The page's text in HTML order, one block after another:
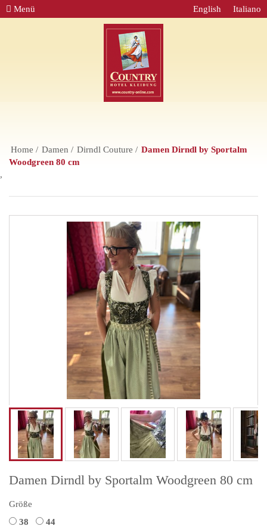
Menü Italiano
English
Home Damen Dirndl Couture
Damen Dirndl by Sportalm
Woodgreen 80 cm
,
Damen Dirndl by Sportalm Woodgreen 80 cm
Größe
38
44